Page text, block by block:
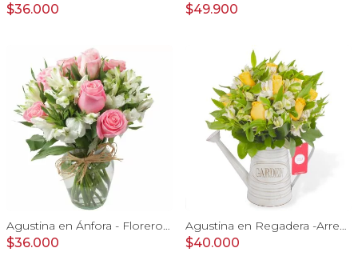
$36.000 $49.900
Agustina en Ánfora - Florero con 9 rosas rosado y astromelia
$36.000
Agustina en Regadera -Arreglo 10 rosas amarillo y astromelia
$40.000